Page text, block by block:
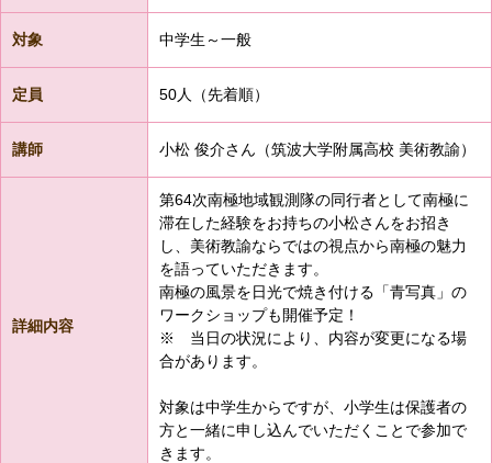
対象 中学生～一般
定員 50人（先着順）
講師 小松 俊介さん（筑波大学附属高校 美術教諭）
詳細内容
第64次南極地域観測隊の同行者として南極に
滞在した経験をお持ちの小松さんをお招き
し、美術教諭ならではの視点から南極の魅力
を語っていただきます。
南極の風景を日光で焼き付ける「青写真」の
ワークショップも開催予定！
※ 当日の状況により、内容が変更になる場
合があります。
対象は中学生からですが、小学生は保護者の
方と一緒に申し込んでいただくことで参加で
きます。